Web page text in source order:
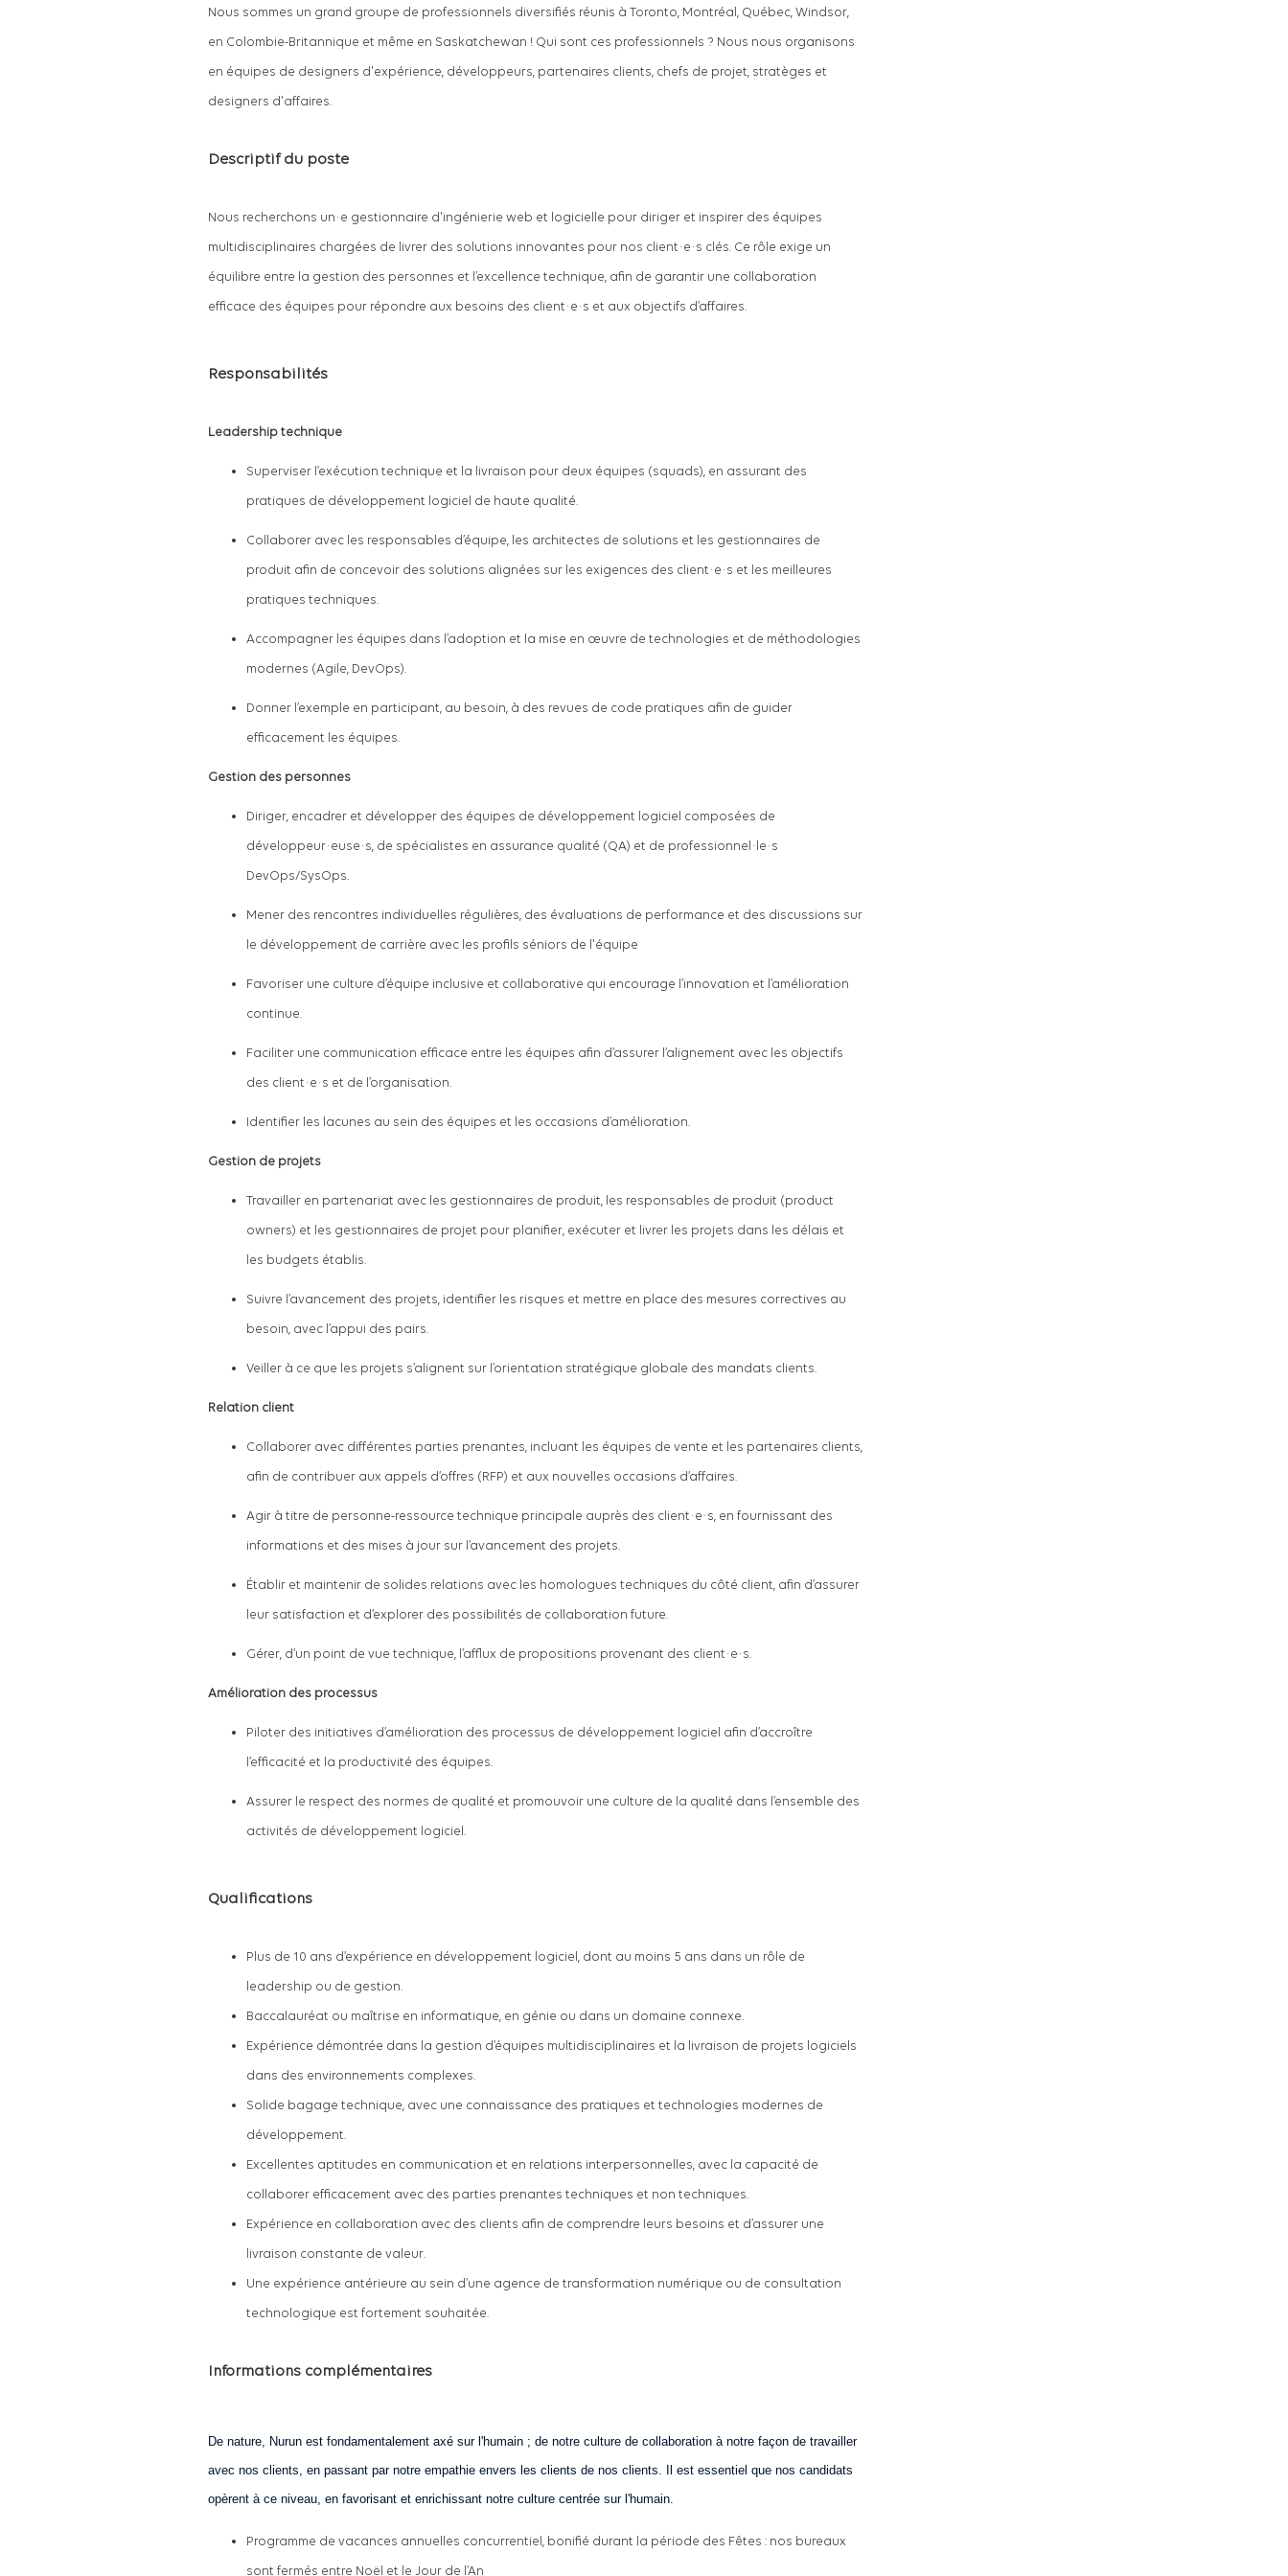
Nous sommes un grand groupe de professionnels diversifiés réunis à Toronto, Montréal, Québec, Windsor,
en Colombie-Britannique et même en Saskatchewan ! Qui sont ces professionnels ? Nous nous organisons
en équipes de designers d'expérience, développeurs, partenaires clients, chefs de projet, stratèges et
designers d'affaires.
Descriptif du poste
Nous recherchons un·e gestionnaire d'ingénierie web et logicielle pour diriger et inspirer des équipes
multidisciplinaires chargées de livrer des solutions innovantes pour nos client·e·s clés. Ce rôle exige un
équilibre entre la gestion des personnes et l’excellence technique, afin de garantir une collaboration
efficace des équipes pour répondre aux besoins des client·e·s et aux objectifs d’affaires.
Responsabilités
Leadership technique
Superviser l’exécution technique et la livraison pour deux équipes (squads), en assurant des
pratiques de développement logiciel de haute qualité.
Collaborer avec les responsables d’équipe, les architectes de solutions et les gestionnaires de
produit afin de concevoir des solutions alignées sur les exigences des client·e·s et les meilleures
pratiques techniques.
Accompagner les équipes dans l’adoption et la mise en œuvre de technologies et de méthodologies
modernes (Agile, DevOps).
Donner l’exemple en participant, au besoin, à des revues de code pratiques afin de guider
efficacement les équipes.
Gestion des personnes
Diriger, encadrer et développer des équipes de développement logiciel composées de
développeur·euse·s, de spécialistes en assurance qualité (QA) et de professionnel·le·s
DevOps/SysOps.
Mener des rencontres individuelles régulières, des évaluations de performance et des discussions sur
le développement de carrière avec les profils séniors de l'équipe
Favoriser une culture d’équipe inclusive et collaborative qui encourage l’innovation et l’amélioration
continue.
Faciliter une communication efficace entre les équipes afin d’assurer l’alignement avec les objectifs
des client·e·s et de l’organisation.
Identifier les lacunes au sein des équipes et les occasions d’amélioration.
Gestion de projets
Travailler en partenariat avec les gestionnaires de produit, les responsables de produit (product
owners) et les gestionnaires de projet pour planifier, exécuter et livrer les projets dans les délais et
les budgets établis.
Suivre l’avancement des projets, identifier les risques et mettre en place des mesures correctives au
besoin, avec l’appui des pairs.
Veiller à ce que les projets s’alignent sur l’orientation stratégique globale des mandats clients.
Relation client
Collaborer avec différentes parties prenantes, incluant les équipes de vente et les partenaires clients,
afin de contribuer aux appels d’offres (RFP) et aux nouvelles occasions d’affaires.
Agir à titre de personne-ressource technique principale auprès des client·e·s, en fournissant des
informations et des mises à jour sur l’avancement des projets.
Établir et maintenir de solides relations avec les homologues techniques du côté client, afin d’assurer
leur satisfaction et d’explorer des possibilités de collaboration future.
Gérer, d’un point de vue technique, l’afflux de propositions provenant des client·e·s.
Amélioration des processus
Piloter des initiatives d’amélioration des processus de développement logiciel afin d’accroître
l’efficacité et la productivité des équipes.
Assurer le respect des normes de qualité et promouvoir une culture de la qualité dans l’ensemble des
activités de développement logiciel.
Qualifications
Plus de 10 ans d’expérience en développement logiciel, dont au moins 5 ans dans un rôle de
leadership ou de gestion.
Baccalauréat ou maîtrise en informatique, en génie ou dans un domaine connexe.
Expérience démontrée dans la gestion d’équipes multidisciplinaires et la livraison de projets logiciels
dans des environnements complexes.
Solide bagage technique, avec une connaissance des pratiques et technologies modernes de
développement.
Excellentes aptitudes en communication et en relations interpersonnelles, avec la capacité de
collaborer efficacement avec des parties prenantes techniques et non techniques.
Expérience en collaboration avec des clients afin de comprendre leurs besoins et d’assurer une
livraison constante de valeur.
Une expérience antérieure au sein d’une agence de transformation numérique ou de consultation
technologique est fortement souhaitée.
Informations complémentaires
De nature, Nurun est fondamentalement axé sur l'humain ; de notre culture de collaboration à notre façon de travailler
avec nos clients, en passant par notre empathie envers les clients de nos clients. Il est essentiel que nos candidats
opèrent à ce niveau, en favorisant et enrichissant notre culture centrée sur l'humain.
Programme de vacances annuelles concurrentiel, bonifié durant la période des Fêtes : nos bureaux
sont fermés entre Noël et le Jour de l’An